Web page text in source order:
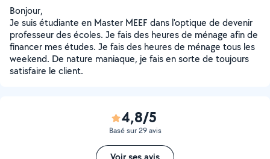
Bonjour,
Je suis étudiante en Master MEEF dans l'optique de devenir
professeur des écoles. Je fais des heures de ménage afin de
financer mes études. Je fais des heures de ménage tous les
weekend. De nature maniaque, je fais en sorte de toujours
satisfaire le client.
4,8/5
Basé sur 29 avis